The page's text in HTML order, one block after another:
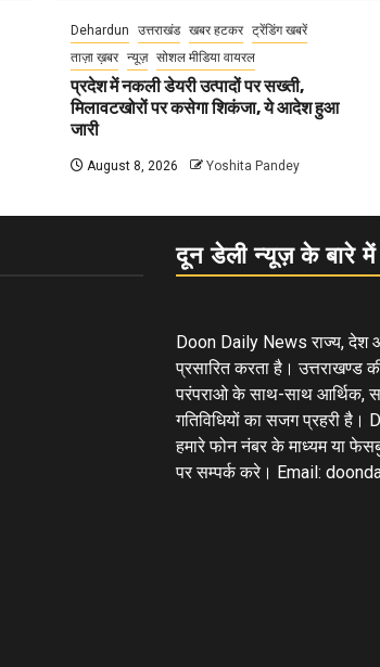
Dehardun उत्तराखंड खबर हटकर
ट्रेंडिंग खबरें
ताज़ा ख़बर
न्यूज़ सोशल मीडिया वायरल
प्रदेश में नकली डेयरी उत्पादों पर सख्ती,
मिलावटखोरों पर कसेगा शिकंजा, ये आदेश हुआ
जारी
August 8, 2026 Yoshita Pandey
दून डेली न्यूज़ के बारे में
Doon Daily News राज्य, देश
प्रसारित करता है। उत्तराखण्ड
परंपराओ के साथ-साथ आर्थिक,
गतिविधियों का सजग प्रहरी
हमारे फोन नंबर के माध्यम या
पर सम्पर्क करे। Email: